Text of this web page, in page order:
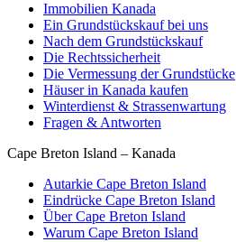
Immobilien Kanada
Ein Grundstückskauf bei uns
Nach dem Grundstückskauf
Die Rechtssicherheit
Die Vermessung der Grundstücke
Häuser in Kanada kaufen
Winterdienst & Strassenwartung
Fragen & Antworten
Cape Breton Island – Kanada
Autarkie Cape Breton Island
Eindrücke Cape Breton Island
Über Cape Breton Island
Warum Cape Breton Island